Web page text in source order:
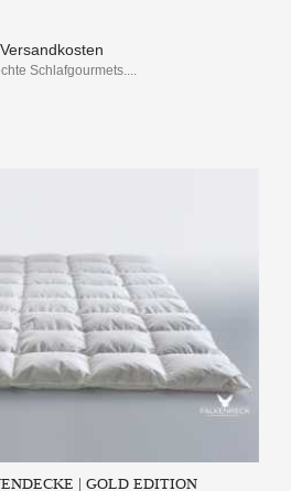
Versandkosten
Schlafgourmets....
| GOLD EDITION